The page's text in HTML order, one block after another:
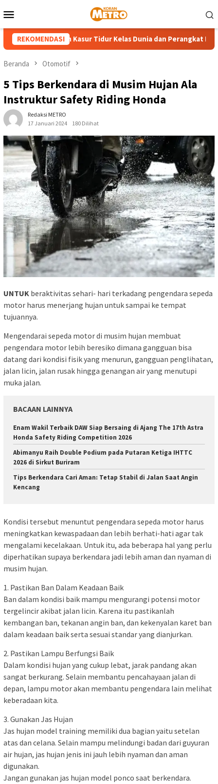
ke
Mobile
REKOMENDASI
Pilihan Kasur Tidur Kelas Dunia dan Perangkat Relaksasi
Beranda Otomotif
5 Tips Berkendara di Musim Hujan Ala
Instruktur Safety Riding Honda
Redaksi METRO
17 Januari 2024
180 Dilihat
UNTUK beraktivitas sehari- hari terkadang pengendara sepeda
motor harus menerjang hujan untuk sampai ke tempat
tujuannya.
Mengendarai sepeda motor di musim hujan membuat
pengendara motor lebih beresiko dimana gangguan bisa
datang dari kondisi fisik yang menurun, gangguan penglihatan,
jalan licin, jalan rusak hingga genangan air yang menutupi
muka jalan.
BACAAN LAINNYA
Enam Wakil Terbaik DAW Siap Bersaing di Ajang The 17th Astra
Honda Safety Riding Competition 2026
Abimanyu Raih Double Podium pada Putaran Ketiga IHTTC
2026 di Sirkut Buriram
Tips Berkendara Cari Aman: Tetap Stabil di Jalan Saat Angin
Kencang
Kondisi tersebut menuntut pengendara sepeda motor harus
meningkatkan kewaspadaan dan lebih berhati-hati agar tak
mengalami kecelakaan. Untuk itu, ada beberapa hal yang perlu
diperhatikan supaya berkendara jadi lebih aman dan nyaman di
musim hujan.
1. Pastikan Ban Dalam Keadaan Baik
Ban dalam kondisi baik mampu mengurangi potensi motor
tergelincir akibat jalan licin. Karena itu pastikanlah
kembangan ban, tekanan angin ban, dan kekenyalan karet ban
dalam keadaan baik serta sesuai standar yang dianjurkan.
2. Pastikan Lampu Berfungsi Baik
Dalam kondisi hujan yang cukup lebat, jarak pandang akan
sangat berkurang. Selain membantu pencahayaan jalan di
depan, lampu motor akan membantu pengendara lain melihat
keberadaan kita.
3. Gunakan Jas Hujan
Jas hujan model training memiliki dua bagian yaitu setelan
atas dan celana. Selain mampu melindungi badan dari guyuran
air hujan, jas hujan jenis ini jauh lebih nyaman dan aman
digunakan.
Jangan gunakan jas hujan model ponco saat berkendara.